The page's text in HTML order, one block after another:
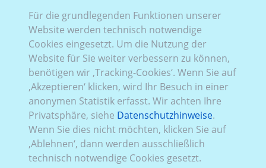
VW_311:Baureihe T5, Facelift,2009–2015
Für die grundlegenden Funktionen unserer
Website werden technisch notwendige
Cookies eingesetzt. Um die Nutzung der
Website für Sie weiter verbessern zu können,
benötigen wir ‚Tracking-Cookies‘. Wenn Sie auf
‚Akzeptieren‘ klicken, wird Ihr Besuch in einer
anonymen Statistik erfasst. Wir achten Ihre
Privatsphäre, siehe Datenschutzhinweise.
Wenn Sie dies nicht möchten, klicken Sie auf
‚Ablehnen‘, dann werden ausschließlich
technisch notwendige Cookies gesetzt.